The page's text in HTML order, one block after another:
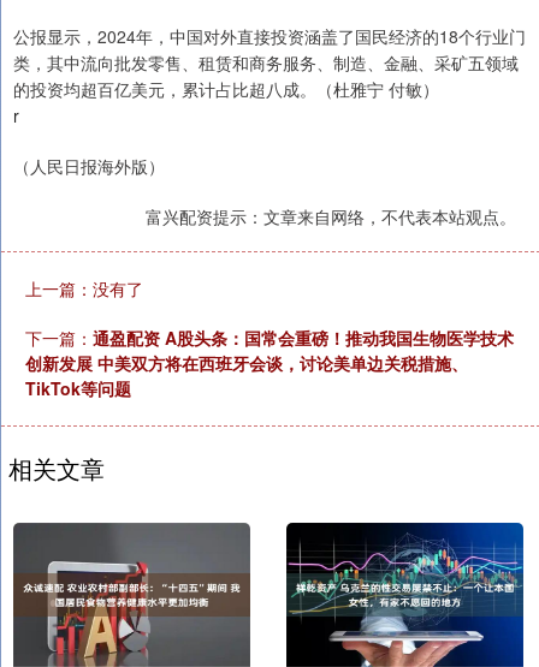
公报显示，2024年，中国对外直接投资涵盖了国民经济的18个行业门
类，其中流向批发零售、租赁和商务服务、制造、金融、采矿五领域
的投资均超百亿美元，累计占比超八成。（杜雅宁 付敏）
r
（人民日报海外版）
富兴配资提示：文章来自网络，不代表本站观点。
上一篇：没有了
下一篇： 通盈配资 A股头条：国常会重磅！推动我国生物医学技术
创新发展 中美双方将在西班牙会谈，讨论美单边关税措施、
TikTok等问题
相关文章